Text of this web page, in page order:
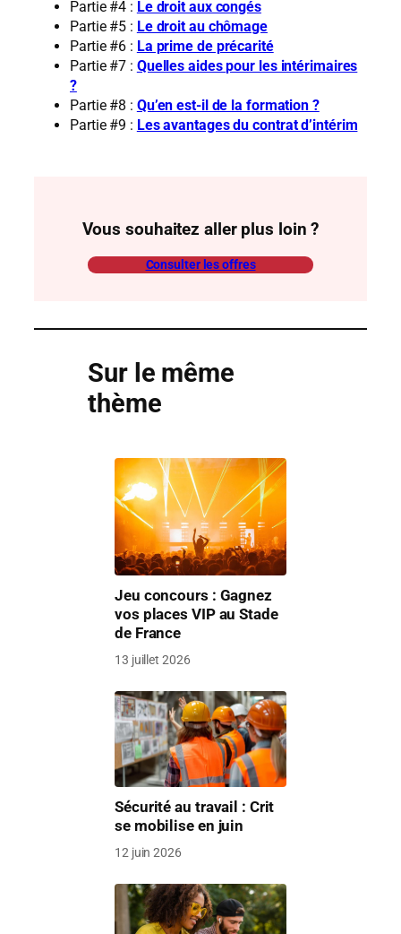
Partie #4 : Le droit aux congés
Partie #5 : Le droit au chômage
Partie #6 : La prime de précarité
Partie #7 : Quelles aides pour les intérimaires
?
Partie #8 : Qu’en est-il de la formation ?
Partie #9 : Les avantages du contrat d’intérim
Vous souhaitez aller plus loin ?
Consulter les offres
Sur le même
thème
Jeu concours : Gagnez
vos places VIP au Stade
de France
13 juillet 2026
Sécurité au travail : Crit
se mobilise en juin
12 juin 2026